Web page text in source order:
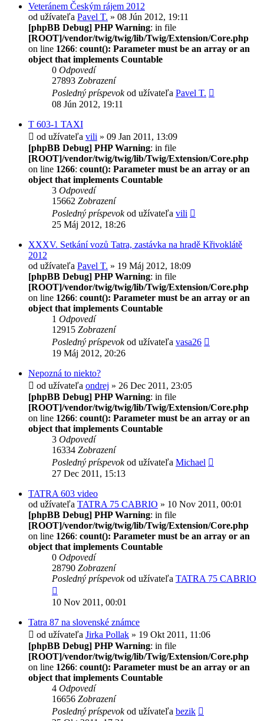
Veteránem Českým rájem 2012
od užívateľa Pavel T. » 08 Jún 2012, 19:11
[phpBB Debug] PHP Warning: in file
[ROOT]/vendor/twig/twig/lib/Twig/Extension/Core.php
on line 1266: count(): Parameter must be an array or an
object that implements Countable
0 Odpovedí
27893 Zobrazení
Posledný príspevokod užívateľa Pavel T.
08 Jún 2012, 19:11
T 603-1 TAXI
od užívateľa vili » 09 Jan 2011, 13:09
[phpBB Debug] PHP Warning: in file
[ROOT]/vendor/twig/twig/lib/Twig/Extension/Core.php
on line 1266: count(): Parameter must be an array or an
object that implements Countable
3 Odpovedí
15662 Zobrazení
Posledný príspevokod užívateľa vili
25 Máj 2012, 18:26
XXXV. Setkání vozů Tatra, zastávka na hradě Křivoklátě
2012
od užívateľa Pavel T. » 19 Máj 2012, 18:09
[phpBB Debug] PHP Warning: in file
[ROOT]/vendor/twig/twig/lib/Twig/Extension/Core.php
on line 1266: count(): Parameter must be an array or an
object that implements Countable
1 Odpovedí
12915 Zobrazení
Posledný príspevokod užívateľa vasa26
19 Máj 2012, 20:26
Nepozná to niekto?
od užívateľa ondrej » 26 Dec 2011, 23:05
[phpBB Debug] PHP Warning: in file
[ROOT]/vendor/twig/twig/lib/Twig/Extension/Core.php
on line 1266: count(): Parameter must be an array or an
object that implements Countable
3 Odpovedí
16334 Zobrazení
Posledný príspevokod užívateľa Michael
27 Dec 2011, 15:13
TATRA 603 video
od užívateľa TATRA 75 CABRIO » 10 Nov 2011, 00:01
[phpBB Debug] PHP Warning: in file
[ROOT]/vendor/twig/twig/lib/Twig/Extension/Core.php
on line 1266: count(): Parameter must be an array or an
object that implements Countable
0 Odpovedí
28790 Zobrazení
Posledný príspevokod užívateľa TATRA 75 CABRIO
10 Nov 2011, 00:01
Tatra 87 na slovenské známce
od užívateľa Jirka Pollak » 19 Okt 2011, 11:06
[phpBB Debug] PHP Warning: in file
[ROOT]/vendor/twig/twig/lib/Twig/Extension/Core.php
on line 1266: count(): Parameter must be an array or an
object that implements Countable
4 Odpovedí
16656 Zobrazení
Posledný príspevokod užívateľa bezik